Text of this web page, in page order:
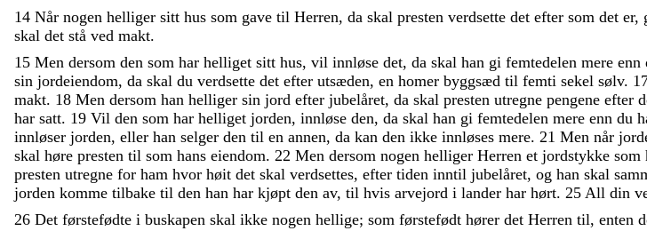
14 Når nogen helliger sitt hus som gave til Herren, da skal presten verdsette det efter som det er,
skal det stå ved makt.
15 Men dersom den som har helliget sitt hus, vil innløse det, da skal han gi femtedelen mere enn
sin jordeiendom, da skal du verdsette det efter utsæden, en homer byggsæd til femti sekel sølv.
makt. 18 Men dersom han helliger sin jord efter jubelåret, da skal presten utregne pengene efter
har satt. 19 Vil den som har helliget jorden, innløse den, da skal han gi femtedelen mere enn du
innløser jorden, eller han selger den til en annen, da kan den ikke innløses mere. 21 Men når
skal høre presten til som hans eiendom. 22 Men dersom nogen helliger Herren et jordstykke som
presten utregne for ham hvor høit det skal verdsettes, efter tiden inntil jubelåret, og han skal
jorden komme tilbake til den han har kjøpt den av, til hvis arvejord i lander har hørt. 25 All din
26 Det førstefødte i buskapen skal ikke nogen hellige; som førstefødt hører det Herren til, enten